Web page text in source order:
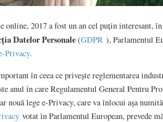
online, 2017 a fost un an cel puțin interesant, în
Datelor Personale(GDPR ), Parlamentul
Privacy.
în ceea ce privește reglementarea
anul în care Regulamentul General Pentru
nouă lege e-Privacy, care va înlocui așa
votat în Parlamentul European, prevede